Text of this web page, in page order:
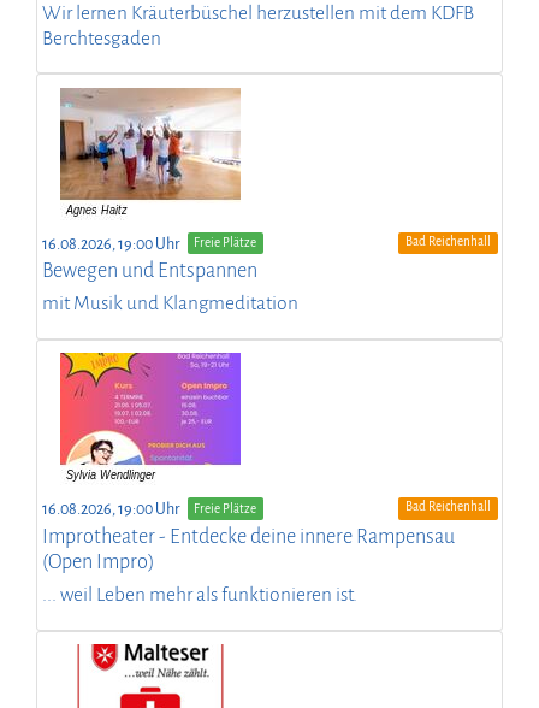
Wir lernen Kräuterbüschel herzustellen mit dem KDFB
Berchtesgaden
16.08.2026, 19:00 Uhr Freie Plätze Bad Reichenhall
Bewegen und Entspannen
mit Musik und Klangmeditation
16.08.2026, 19:00 Uhr Freie Plätze Bad Reichenhall
Improtheater - Entdecke deine innere Rampensau
(Open Impro)
... weil Leben mehr als funktionieren ist.